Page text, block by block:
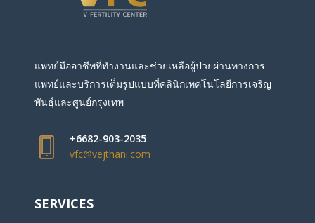
แพทย์มืออาชีพที่ทำงานและช่วยเหลือผู้ป่วยผ่านทางการ
แพทย์และบริการเต็มรูปแบบที่คลินิกเทคโนโลยีการเจริญ
พันธุ์และศูนย์กรุงเทพ
+6682-903-2035
vfc@vejthani.com
SERVICES